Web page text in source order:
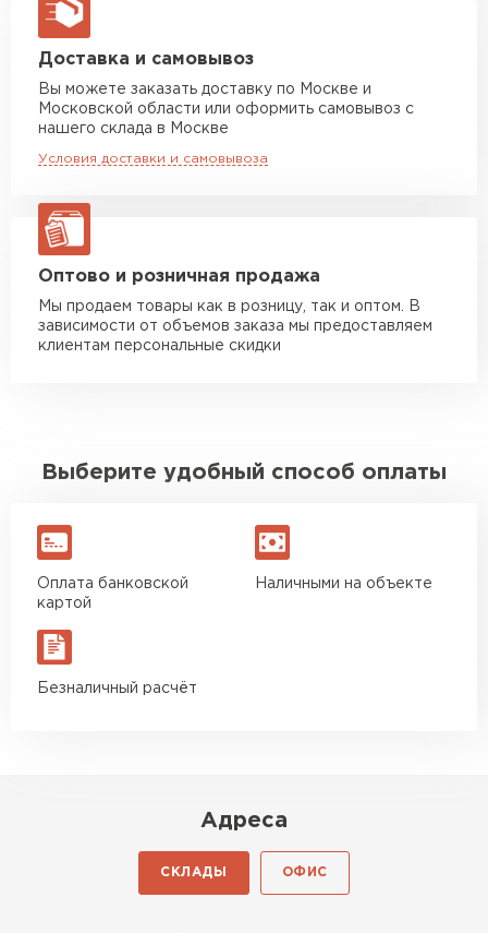
макс. длина груза 13,5 м
Манипулятор до 5 тн
Манипулятор до 10 тн
макс. длина груза 8 м
макс. длина груза 13,5 м
ЗАКАЗАТЬ С ДОСТАВКОЙ
Доставка и самовывоз
Вы можете заказать доставку по Москве и
Московской области или оформить самовывоз с
нашего склада в Москве
Условия доставки и самовывоза
Оптово и розничная продажа
Мы продаем товары как в розницу, так и оптом. В
зависимости от объемов заказа мы предоставляем
клиентам персональные скидки
Выберите удобный способ оплаты
Оплата банковской
картой
Наличными на объекте
Безналичный расчёт
Адреса
СКЛАДЫ ОФИС